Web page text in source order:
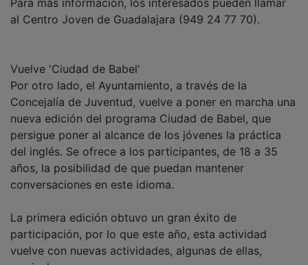
al Centro Joven de Guadalajara (949 24 77 70).
Por otro lado, el Ayuntamiento, a través de la
Concejalía de Juventud, vuelve a poner en marcha una
nueva edición del programa Ciudad de Babel, que
persigue poner al alcance de los jóvenes la práctica
del inglés. Se ofrece a los participantes, de 18 a 35
años, la posibilidad de que puedan mantener
conversaciones en este idioma.
participación, por lo que este año, esta actividad
vuelve con nuevas actividades, algunas de ellas,
musicales.